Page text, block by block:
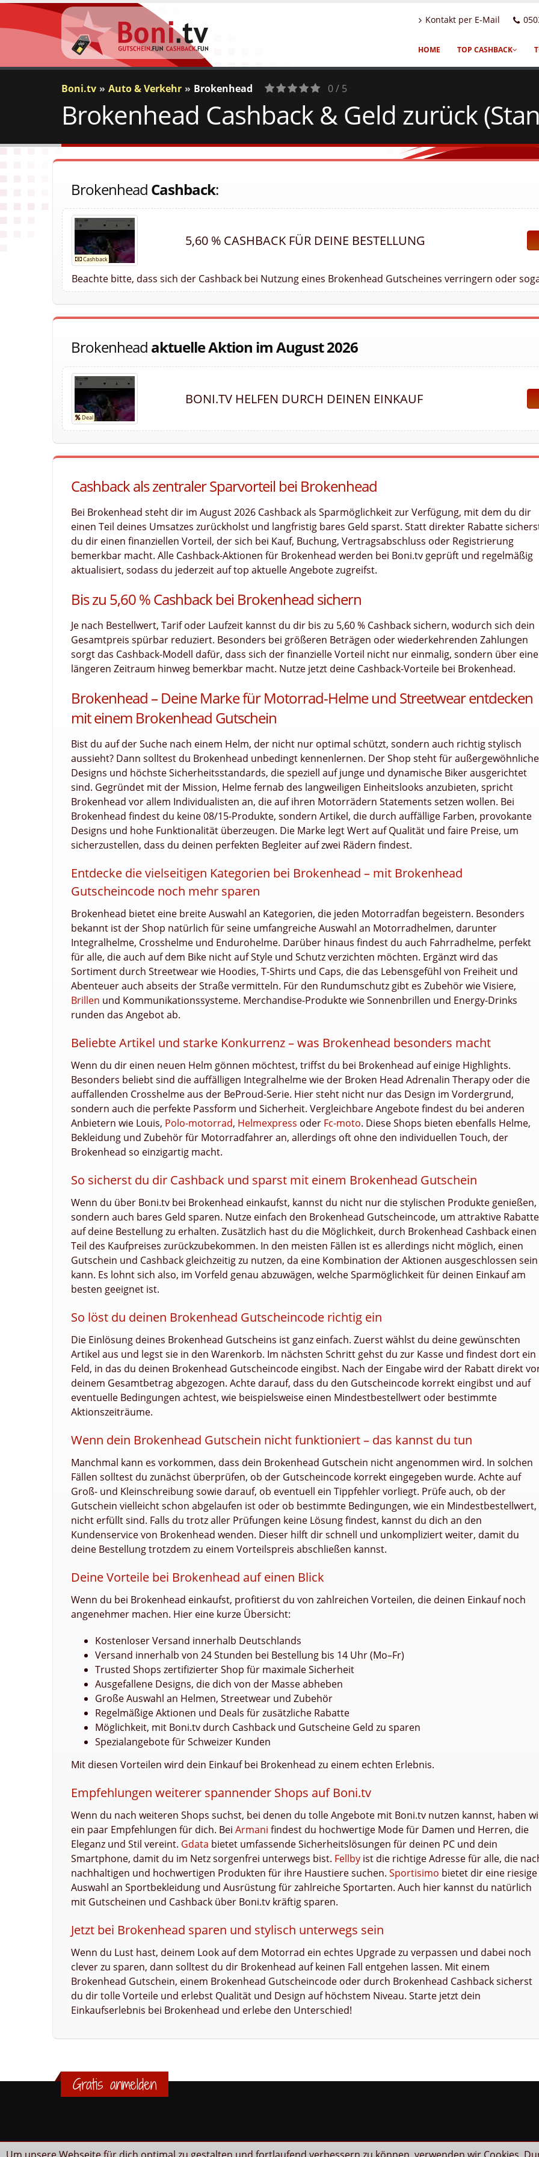
Kontakt per E-Mail
HOME TOP CASHBACK
Boni.tv Auto & Verkehr Brokenhead
0Votes
0 / 5
Brokenhead Cashback & Geld zurück
Brokenhead Cashback:
5,60 % CASHBACK FÜR DEINE BESTELLUNG
Beachte bitte, dass sich der Cashback bei Nutzung eines Brokenhead Gutscheines verringern oder
Brokenhead aktuelle Aktion im August 2026
BONI.TV HELFEN DURCH DEINEN EINKAUF
Cashback als zentraler Sparvorteil bei Brokenhead
Bei Brokenhead steht dir im August 2026 Cashback als Sparmöglichkeit zur Verfügung, mit dem du dir
einen Teil deines Umsatzes zurückholst und langfristig bares Geld sparst. Statt direkter Rabatte
du dir einen finanziellen Vorteil, der sich bei Kauf, Buchung, Vertragsabschluss oder Registrierung
bemerkbar macht. Alle Cashback-Aktionen für Brokenhead werden bei Boni.tv geprüft und regelmäßig
aktualisiert, sodass du jederzeit auf top aktuelle Angebote zugreifst.
Bis zu 5,60 % Cashback bei Brokenhead sichern
Je nach Bestellwert, Tarif oder Laufzeit kannst du dir bis zu 5,60 % Cashback sichern, wodurch sich dein
Gesamtpreis spürbar reduziert. Besonders bei größeren Beträgen oder wiederkehrenden Zahlungen
sorgt das Cashback-Modell dafür, dass sich der finanzielle Vorteil nicht nur einmalig, sondern über
längeren Zeitraum hinweg bemerkbar macht. Nutze jetzt deine Cashback-Vorteile bei Brokenhead.
Brokenhead – Deine Marke für Motorrad-Helme und Streetwear entdecken
mit einem Brokenhead Gutschein
Bist du auf der Suche nach einem Helm, der nicht nur optimal schützt, sondern auch richtig stylisch
aussieht? Dann solltest du Brokenhead unbedingt kennenlernen. Der Shop steht für außergewöhnliche
Designs und höchste Sicherheitsstandards, die speziell auf junge und dynamische Biker ausgerichtet
sind. Gegründet mit der Mission, Helme fernab des langweiligen Einheitslooks anzubieten, spricht
Brokenhead vor allem Individualisten an, die auf ihren Motorrädern Statements setzen wollen. Bei
Brokenhead findest du keine 08/15-Produkte, sondern Artikel, die durch auffällige Farben, provokante
Designs und hohe Funktionalität überzeugen. Die Marke legt Wert auf Qualität und faire Preise, um
sicherzustellen, dass du deinen perfekten Begleiter auf zwei Rädern findest.
Entdecke die vielseitigen Kategorien bei Brokenhead – mit Brokenhead
Gutscheincode noch mehr sparen
Brokenhead bietet eine breite Auswahl an Kategorien, die jeden Motorradfan begeistern. Besonders
bekannt ist der Shop natürlich für seine umfangreiche Auswahl an Motorradhelmen, darunter
Integralhelme, Crosshelme und Endurohelme. Darüber hinaus findest du auch Fahrradhelme, perfekt
für alle, die auch auf dem Bike nicht auf Style und Schutz verzichten möchten. Ergänzt wird das
Sortiment durch Streetwear wie Hoodies, T-Shirts und Caps, die das Lebensgefühl von Freiheit und
Abenteuer auch abseits der Straße vermitteln. Für den Rundumschutz gibt es Zubehör wie Visiere,
Brillen und Kommunikationssysteme. Merchandise-Produkte wie Sonnenbrillen und Energy-Drinks
runden das Angebot ab.
Beliebte Artikel und starke Konkurrenz – was Brokenhead besonders macht
Wenn du dir einen neuen Helm gönnen möchtest, triffst du bei Brokenhead auf einige Highlights.
Besonders beliebt sind die auffälligen Integralhelme wie der Broken Head Adrenalin Therapy oder die
auffallenden Crosshelme aus der BeProud-Serie. Hier steht nicht nur das Design im Vordergrund,
sondern auch die perfekte Passform und Sicherheit. Vergleichbare Angebote findest du bei anderen
Anbietern wie Louis, Polo-motorrad, Helmexpress oder Fc-moto. Diese Shops bieten ebenfalls Helme,
Bekleidung und Zubehör für Motorradfahrer an, allerdings oft ohne den individuellen Touch, der
Brokenhead so einzigartig macht.
So sicherst du dir Cashback und sparst mit einem Brokenhead Gutschein
Wenn du über Boni.tv bei Brokenhead einkaufst, kannst du nicht nur die stylischen Produkte genießen,
sondern auch bares Geld sparen. Nutze einfach den Brokenhead Gutscheincode, um attraktive Rabatte
auf deine Bestellung zu erhalten. Zusätzlich hast du die Möglichkeit, durch Brokenhead Cashback einen
Teil des Kaufpreises zurückzubekommen. In den meisten Fällen ist es allerdings nicht möglich, einen
Gutschein und Cashback gleichzeitig zu nutzen, da eine Kombination der Aktionen ausgeschlossen sein
kann. Es lohnt sich also, im Vorfeld genau abzuwägen, welche Sparmöglichkeit für deinen Einkauf am
besten geeignet ist.
So löst du deinen Brokenhead Gutscheincode richtig ein
Die Einlösung deines Brokenhead Gutscheins ist ganz einfach. Zuerst wählst du deine gewünschten
Artikel aus und legst sie in den Warenkorb. Im nächsten Schritt gehst du zur Kasse und findest dort ein
Feld, in das du deinen Brokenhead Gutscheincode eingibst. Nach der Eingabe wird der Rabatt direkt
deinem Gesamtbetrag abgezogen. Achte darauf, dass du den Gutscheincode korrekt eingibst und auf
eventuelle Bedingungen achtest, wie beispielsweise einen Mindestbestellwert oder bestimmte
Aktionszeiträume.
Wenn dein Brokenhead Gutschein nicht funktioniert – das kannst du tun
Manchmal kann es vorkommen, dass dein Brokenhead Gutschein nicht angenommen wird. In solchen
Fällen solltest du zunächst überprüfen, ob der Gutscheincode korrekt eingegeben wurde. Achte auf
Groß- und Kleinschreibung sowie darauf, ob eventuell ein Tippfehler vorliegt. Prüfe auch, ob der
Gutschein vielleicht schon abgelaufen ist oder ob bestimmte Bedingungen, wie ein Mindestbestellwert,
nicht erfüllt sind. Falls du trotz aller Prüfungen keine Lösung findest, kannst du dich an den
Kundenservice von Brokenhead wenden. Dieser hilft dir schnell und unkompliziert weiter, damit du
deine Bestellung trotzdem zu einem Vorteilspreis abschließen kannst.
Deine Vorteile bei Brokenhead auf einen Blick
Wenn du bei Brokenhead einkaufst, profitierst du von zahlreichen Vorteilen, die deinen Einkauf noch
angenehmer machen. Hier eine kurze Übersicht:
Kostenloser Versand innerhalb Deutschlands
Versand innerhalb von 24 Stunden bei Bestellung bis 14 Uhr (Mo–Fr)
Trusted Shops zertifizierter Shop für maximale Sicherheit
Ausgefallene Designs, die dich von der Masse abheben
Große Auswahl an Helmen, Streetwear und Zubehör
Regelmäßige Aktionen und Deals für zusätzliche Rabatte
Möglichkeit, mit Boni.tv durch Cashback und Gutscheine Geld zu sparen
Spezialangebote für Schweizer Kunden
Mit diesen Vorteilen wird dein Einkauf bei Brokenhead zu einem echten Erlebnis.
Empfehlungen weiterer spannender Shops auf Boni.tv
Wenn du nach weiteren Shops suchst, bei denen du tolle Angebote mit Boni.tv nutzen kannst, haben
ein paar Empfehlungen für dich. Bei Armani findest du hochwertige Mode für Damen und Herren, die
Eleganz und Stil vereint. Gdata bietet umfassende Sicherheitslösungen für deinen PC und dein
Smartphone, damit du im Netz sorgenfrei unterwegs bist. Fellby ist die richtige Adresse für alle, die
nachhaltigen und hochwertigen Produkten für ihre Haustiere suchen. Sportisimo bietet dir eine riesige
Auswahl an Sportbekleidung und Ausrüstung für zahlreiche Sportarten. Auch hier kannst du natürlich
mit Gutscheinen und Cashback über Boni.tv kräftig sparen.
Jetzt bei Brokenhead sparen und stylisch unterwegs sein
Wenn du Lust hast, deinem Look auf dem Motorrad ein echtes Upgrade zu verpassen und dabei noch
clever zu sparen, dann solltest du dir Brokenhead auf keinen Fall entgehen lassen. Mit einem
Brokenhead Gutschein, einem Brokenhead Gutscheincode oder durch Brokenhead Cashback sicherst
du dir tolle Vorteile und erlebst Qualität und Design auf höchstem Niveau. Starte jetzt dein
Einkaufserlebnis bei Brokenhead und erlebe den Unterschied!
Gratis anmelden